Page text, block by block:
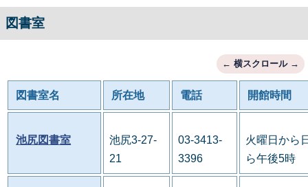
図書室
図書室名 所在地 電話 開館時間
池尻図書室
池尻3-27-
21
03-3413-
3396
火曜日から
ら午後5時